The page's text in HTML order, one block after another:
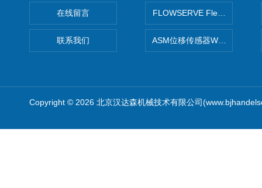
在线留言
联系我们
FLOWSERVE Flex Wedge闸
ASM位移传感器WS10-750
Copyright © 2026 北京汉达森机械技术有限公司